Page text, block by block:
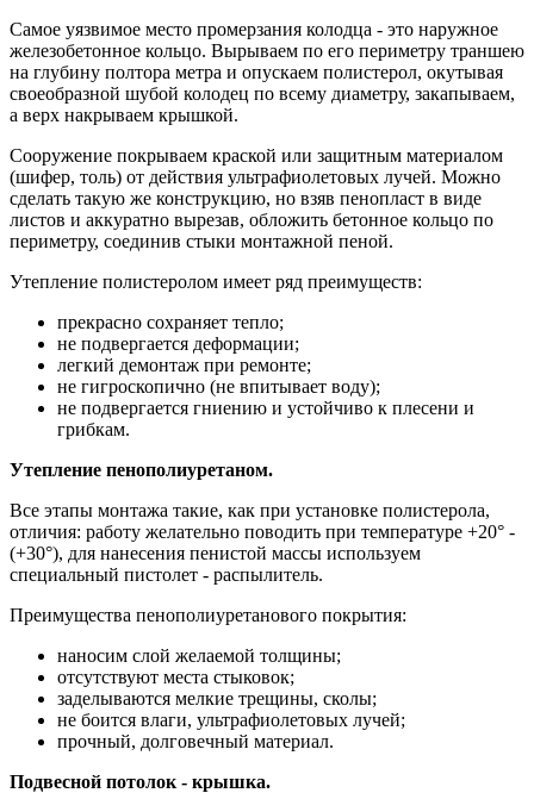
Самое уязвимое место промерзания колодца - это наружное
железобетонное кольцо. Вырываем по его периметру траншею
на глубину полтора метра и опускаем полистерол, окутывая
своеобразной шубой колодец по всему диаметру, закапываем,
а верх накрываем крышкой.
Сооружение покрываем краской или защитным материалом
(шифер, толь) от действия ультрафиолетовых лучей. Можно
сделать такую же конструкцию, но взяв пенопласт в виде
листов и аккуратно вырезав, обложить бетонное кольцо по
периметру, соединив стыки монтажной пеной.
Утепление полистеролом имеет ряд преимуществ:
прекрасно сохраняет тепло;
не подвергается деформации;
легкий демонтаж при ремонте;
не гигроскопично (не впитывает воду);
не подвергается гниению и устойчиво к плесени и
грибкам.
Утепление пенополиуретаном.
Все этапы монтажа такие, как при установке полистерола,
отличия: работу желательно поводить при температуре +20° -
(+30°), для нанесения пенистой массы используем
специальный пистолет - распылитель.
Преимущества пенополиуретанового покрытия:
наносим слой желаемой толщины;
отсутствуют места стыковок;
заделываются мелкие трещины, сколы;
не боится влаги, ультрафиолетовых лучей;
прочный, долговечный материал.
Подвесной потолок - крышка.